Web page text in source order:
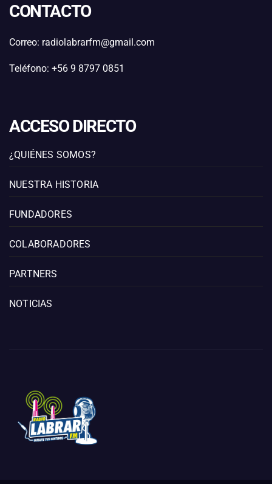
CONTACTO
Correo: radiolabrarfm@gmail.com
Teléfono: +56 9 8797 0851
ACCESO DIRECTO
¿QUIÉNES SOMOS?
NUESTRA HISTORIA
FUNDADORES
COLABORADORES
PARTNERS
NOTICIAS